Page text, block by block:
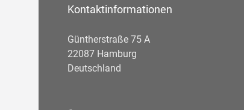
Kontaktinformationen
Güntherstraße 75 A
22087 Hamburg
Deutschland